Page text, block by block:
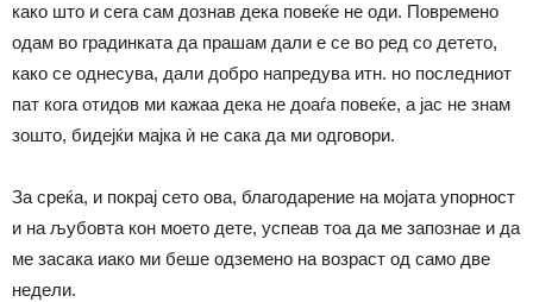
како што и сега сам дознав дека повеќе не оди. Повремено
одам во градинката да прашам дали е се во ред со детето,
како се однесува, дали добро напредува итн. но последниот
пат кога отидов ми кажаа дека не доаѓа повеќе, а јас не знам
зошто, бидејќи мајка ѝ не сака да ми одговори.
За среќа, и покрај сето ова, благодарение на мојата упорност
и на љубовта кон моето дете, успеав тоа да ме запознае и да
ме засака иако ми беше одземено на возраст од само две
недели.